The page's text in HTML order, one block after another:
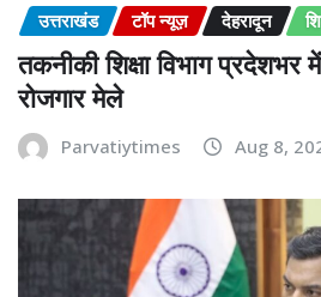
उत्तराखंड टॉप न्यूज़ देहरादून
तकनीकी शिक्षा विभाग
रोजगार मेले
Parvatiytimes Aug 8,